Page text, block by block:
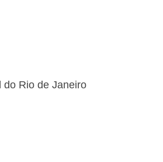
do Rio de Janeiro